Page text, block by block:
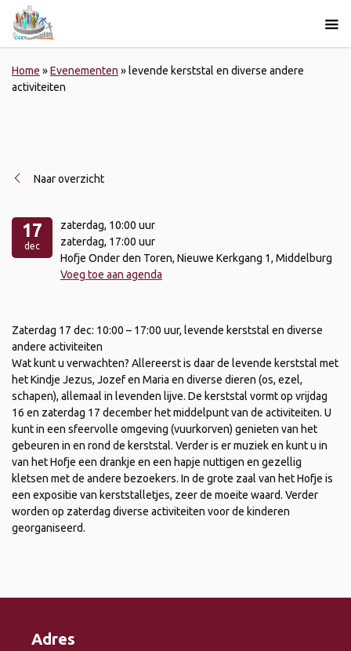
Home »Evenementen » levende kerststal en diverse andere
activiteiten
Naar overzicht
17
dec
zaterdag, 10:00 uur
zaterdag, 17:00 uur
Hofje Onder den Toren, Nieuwe Kerkgang 1, Middelburg
Voeg toe aan agenda
Zaterdag 17 dec: 10:00 – 17:00 uur, levende kerststal en diverse
andere activiteiten
Wat kunt u verwachten? Allereerst is daar de levende kerststal met
het Kindje Jezus, Jozef en Maria en diverse dieren (os, ezel,
schapen), allemaal in levenden lijve. De kerststal vormt op vrijdag
16 en zaterdag 17 december het middelpunt van de activiteiten. U
kunt in een sfeervolle omgeving (vuurkorven) genieten van het
gebeuren in en rond de kerststal. Verder is er muziek en kunt u in
van het Hofje een drankje en een hapje nuttigen en gezellig
kletsen met de andere bezoekers. In de grote zaal van het Hofje is
een expositie van kerststalletjes, zeer de moeite waard. Verder
worden op zaterdag diverse activiteiten voor de kinderen
georganiseerd.
Adres